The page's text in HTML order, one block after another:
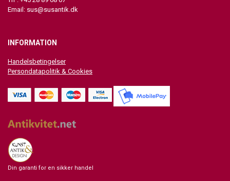
Email: sus@susantik.dk
INFORMATION
Handelsbetingelser
Persondatapolitik & Cookies
Din garanti for en sikker handel